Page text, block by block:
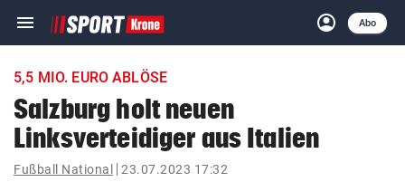
menu Navigation
ein-/ausklappen
account_circle
Anmelden
Abo
close Schließen
account_circle Anmelden
arrow_right
5,5 MIO. EURO ABLÖSE
Salzburg holt neuen
Linksverteidiger aus Italien
Fußball National 23.07.2023 17:32